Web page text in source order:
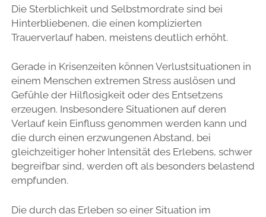
Die Sterblichkeit und Selbstmordrate sind bei
Hinterbliebenen, die einen komplizierten
Trauerverlauf haben, meistens deutlich erhöht.
Gerade in Krisenzeiten können Verlustsituationen in
einem Menschen extremen Stress auslösen und
Gefühle der Hilflosigkeit oder des Entsetzens
erzeugen. Insbesondere Situationen auf deren
Verlauf kein Einfluss genommen werden kann und
die durch einen erzwungenen Abstand, bei
gleichzeitiger hoher Intensität des Erlebens, schwer
begreifbar sind, werden oft als besonders belastend
empfunden.
Die durch das Erleben so einer Situation im